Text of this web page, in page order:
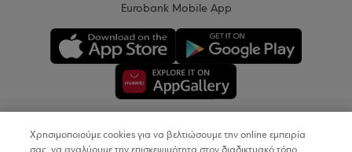
Eurobank Mobile App
Copyright © 2026
Χρησιμοποιούμε cookies για να βελτιώσουμε την online εμπειρία